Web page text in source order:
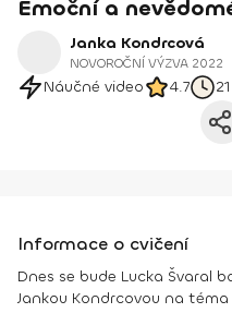
Emoční a
Janka Kondrcová
NOVOROČNÍ VÝZVA 2022
Náučné video 4.7
Informace o cvičení
Dnes se bude Lucka Švaral
Jankou Kondrcovou na téma